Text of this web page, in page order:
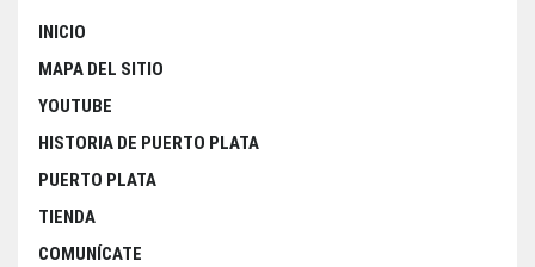
INICIO
MAPA DEL SITIO
YOUTUBE
HISTORIA DE PUERTO PLATA
PUERTO PLATA
TIENDA
COMUNÍCATE